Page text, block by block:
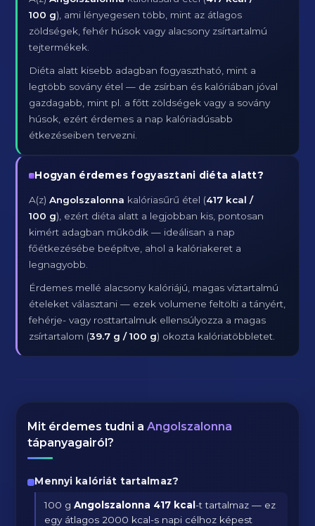
100 g), ami lényegesen több, mint az átlagos
zöldségek, fehér húsok vagy alacsony zsírtartalmú
tejtermékek.
Diéta alatt kisebb adagban fogyasztható, mint a
legtöbb sovány étel — de zsírban és kalóriában jóval
gazdagabb, mint pl. a főtt zöldségek vagy a sovány
húsok, ezért érdemes a nap kalóriadúsabb
étkezéseiben tervezni.
Hogyan érdemes fogyasztani diéta alatt?
A(z)Angolszalonna kalóriasűrű étel (417 kcal /
100 g), ezért diéta alatt a legjobban kis, pontosan
kimért adagban működik — ideálisan a nap
főétkezésébe beépítve, ahol a kalóriakeret a
legnagyobb.
Érdemes mellé alacsony kalóriájú, magas víztartalmú
ételeket választani — ezek volumene feltölti a tányért,
fehérje- vagy rosttartalmuk ellensúlyozza a magas
zsírtartalom (39.7 g / 100 g) okozta kalóriatöbbletet.
Mit érdemes tudni aAngolszalonna
tápanyagairól?
Mennyi kalóriát tartalmaz?
100 gAngolszalonna 417 kcal-t tartalmaz — ez
egy átlagos 2000 kcal-s napi célhoz képest